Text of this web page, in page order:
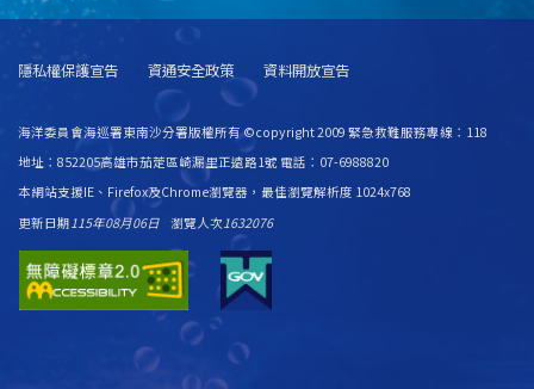
隱私權保護宣告 資通安全政策 資料開放宣告
海洋委員會海巡署東南沙分署版權所有 ©copyright 2009 緊急救難服務專線：118
地址：852205高雄市茄萣區崎漏里正遠路1號 電話：07-6988820
本網站支援IE、Firefox及Chrome瀏覽器，最佳瀏覽解析度 1024x768
更新日期115年08月06日 瀏覽人次1632076